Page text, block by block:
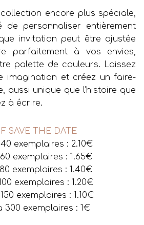
encore plus spéciale,
de personnaliser entièrement
invitation peut être ajustée
parfaitement à vos envies,
palette de couleurs. Laissez
imagination et créez un faire-
aussi unique que l’histoire que
à écrire.
SAVE THE DATE
exemplaires : 2.10€
exemplaires : 1.65€
exemplaires : 1.40€
exemplaires : 1.20€
150 exemplaires : 1.10€
300 exemplaires : 1€